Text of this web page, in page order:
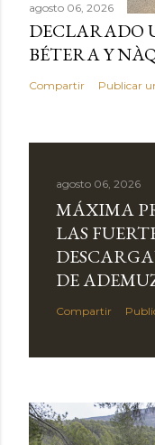
agosto 06, 2026
DECLARADO
BÉTERA Y
Compartir Publicar
agosto 06, 2026
MÁXIMA
LAS
DE
Compartir